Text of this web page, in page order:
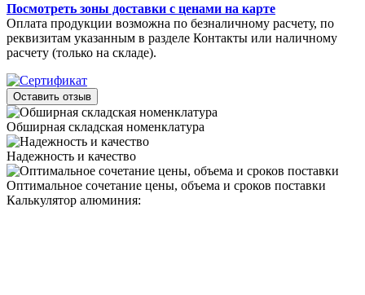
Посмотреть зоны доставки с ценами на карте
Оплата продукции возможна по безналичному расчету, по
реквизитам указанным в разделе Контакты или наличному
расчету (только на складе).
Оставить отзыв
Обширная складская номенклатура
Надежность и качество
Оптимальное сочетание цены, объема и сроков поставки
Калькулятор алюминия: